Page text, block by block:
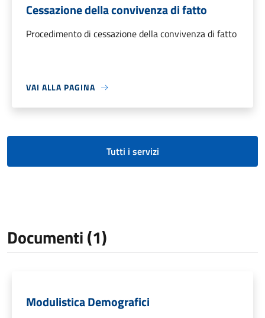
Cessazione della convivenza di fatto
Procedimento di cessazione della convivenza di fatto
VAI ALLA PAGINA
Tutti i servizi
Documenti (1)
Modulistica Demografici